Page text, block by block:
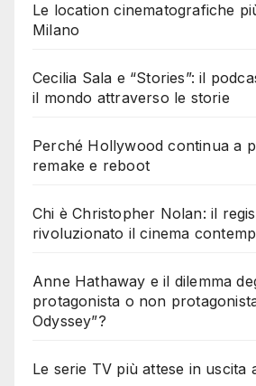
Le location cinematografiche
Milano
Cecilia Sala e “Stories”: il
il mondo attraverso le storie
Perché Hollywood continua a
remake e reboot
Chi è Christopher Nolan: il
rivoluzionato il cinema
Anne Hathaway e il dilemma
protagonista o non
Odyssey”?
Le serie TV più attese in uscita